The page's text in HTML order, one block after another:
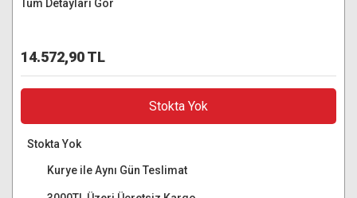
Tüm Detayları Gör
14.572,90 TL
Stokta Yok
Stokta Yok
Kurye ile Aynı Gün Teslimat